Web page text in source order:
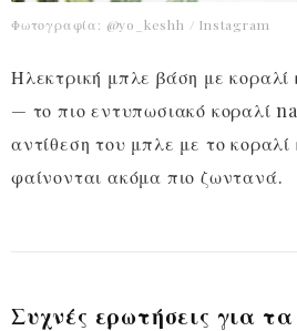
Φωτογραφία: @yo_keshh / Instagram
Ηλεκτρική μπλε βάση με
— το πιο εντυπωσιακό κοραλί
αντίθεση του μπλε με το
φαίνονται ακόμα πιο ζωντανά.
Συχνές ερωτήσεις για